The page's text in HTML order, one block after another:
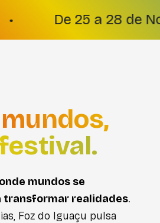
onde mundos se
transformar realidades.
Foz do Iguaçu pulsa